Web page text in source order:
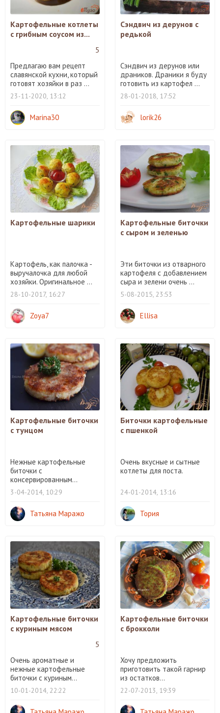
Картофельные котлеты
с грибным соусом из...
5
Предлагаю вам рецепт
славянской кухни, который
готовят хозяйки в раз ...
23-11-2020, 13:12
Marina30
Сэндвич из дерунов с
редькой
Сэндвич из дерунов или
драников. Драники я буду
готовить из картофел ...
28-01-2018, 17:52
lorik26
Картофельные шарики
Картофель, как палочка -
выручалочка для любой
хозяйки. Оригинальное ...
28-10-2017, 16:27
Zoya7
Картофельные биточки
с сыром и зеленью
Эти биточки из отварного
картофеля с добавлением
сыра и зелени очень ...
5-08-2015, 23:53
Ellisa
Картофельные биточки
с тунцом
Нежные картофельные
биточки с
консервированным...
3-04-2014, 10:29
Татьяна Маражо
Биточки картофельные
с пшенкой
Очень вкусные и сытные
котлеты для поста.
24-01-2014, 13:16
Тория
Картофельные биточки
с куриным мясом
5
Очень ароматные и
нежные картофельные
биточки с куриным...
10-01-2014, 22:22
Картофельные биточки
с брокколи
Хочу предложить
приготовить такой гарнир
из остатков...
22-07-2013, 19:39